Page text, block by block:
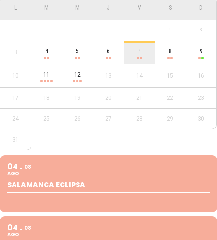
- - - - - 1 2
3 4 5 6 7 8 9
10 11 12 13 14 15 16
17 18 19 20 21 22 23
24 25 26 27 28 29 30
31
04
AGO
08
SALAMANCA ECLIPSA
04
AGO
08